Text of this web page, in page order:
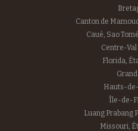
Canton de
Caué, Sao
Centre-Val
Florida,
Hauts-
Île-de-
Luang Prabang
Missouri,